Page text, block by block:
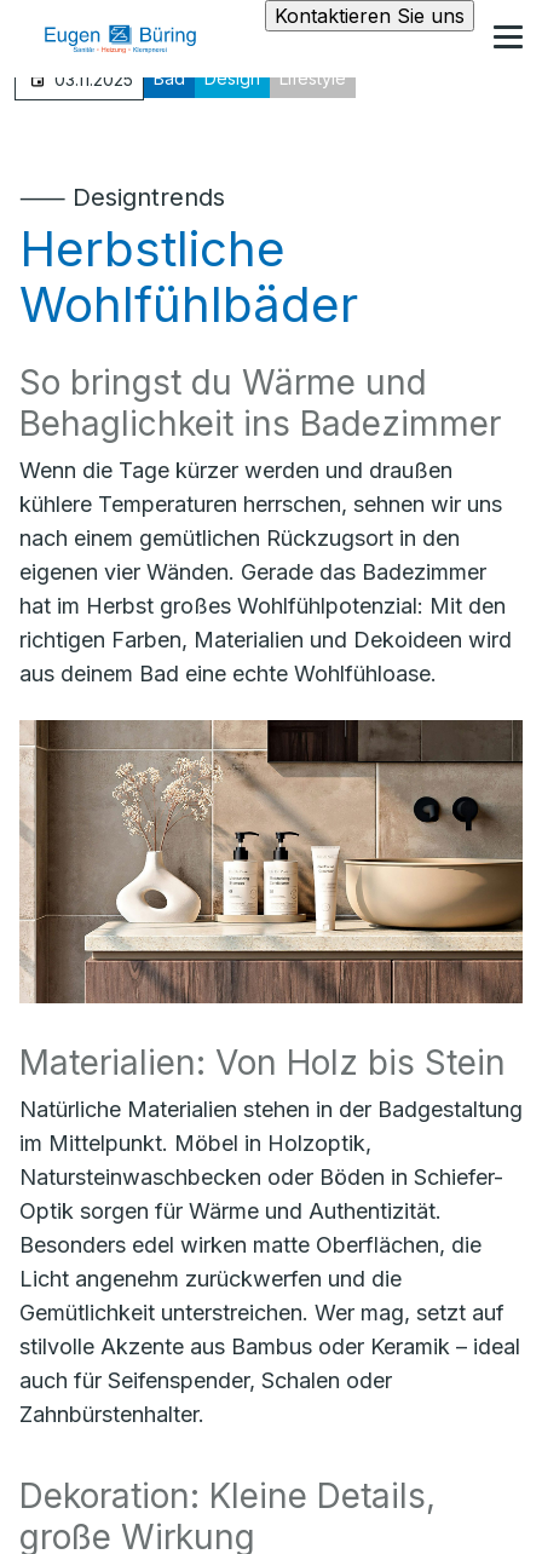
Kontaktieren Sie uns
03.11.2025 Bad Design Lifestyle
⸺ Designtrends
Herbstliche
Wohlfühlbäder
So bringst du Wärme und
Behaglichkeit ins Badezimmer
Wenn die Tage kürzer werden und draußen
kühlere Temperaturen herrschen, sehnen wir uns
nach einem gemütlichen Rückzugsort in den
eigenen vier Wänden. Gerade das Badezimmer
hat im Herbst großes Wohlfühlpotenzial: Mit den
richtigen Farben, Materialien und Dekoideen wird
aus deinem Bad eine echte Wohlfühloase.
Materialien: Von Holz bis Stein
Natürliche Materialien stehen in der Badgestaltung
im Mittelpunkt. Möbel in Holzoptik,
Natursteinwaschbecken oder Böden in Schiefer-
Optik sorgen für Wärme und Authentizität.
Besonders edel wirken matte Oberflächen, die
Licht angenehm zurückwerfen und die
Gemütlichkeit unterstreichen. Wer mag, setzt auf
stilvolle Akzente aus Bambus oder Keramik – ideal
auch für Seifenspender, Schalen oder
Zahnbürstenhalter.
Dekoration: Kleine Details,
große Wirkung